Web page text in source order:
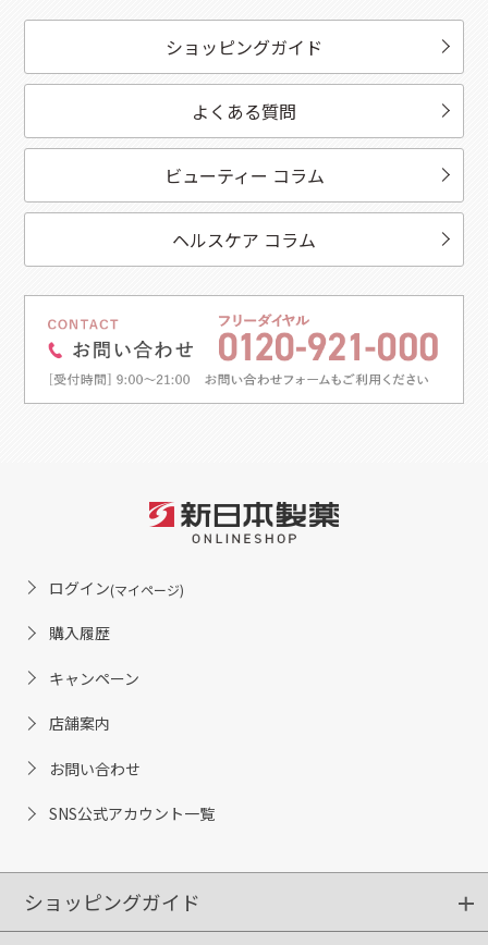
ショッピングガイド
よくある質問
ビューティー コラム
ヘルスケア コラム
ログイン(マイページ)
購入履歴
キャンペーン
店舗案内
お問い合わせ
SNS公式アカウント一覧
ショッピングガイド